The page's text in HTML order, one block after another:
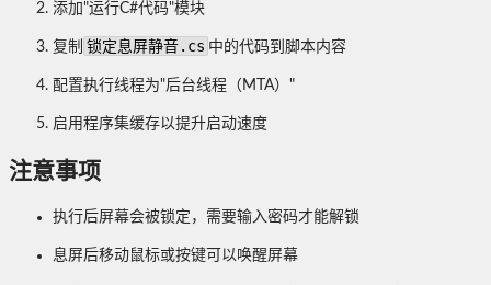
添加"运行C#代码"模块
复制 锁定息屏静音.cs 中的代码到脚本内容
配置执行线程为"后台线程（MTA）"
启用程序集缓存以提升启动速度
注意事项
执行后屏幕会被锁定，需要输入密码才能解锁
息屏后移动鼠标或按键可以唤醒屏幕